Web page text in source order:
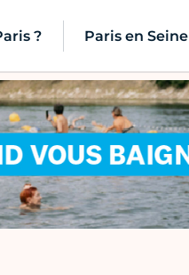
? Paris en Seine